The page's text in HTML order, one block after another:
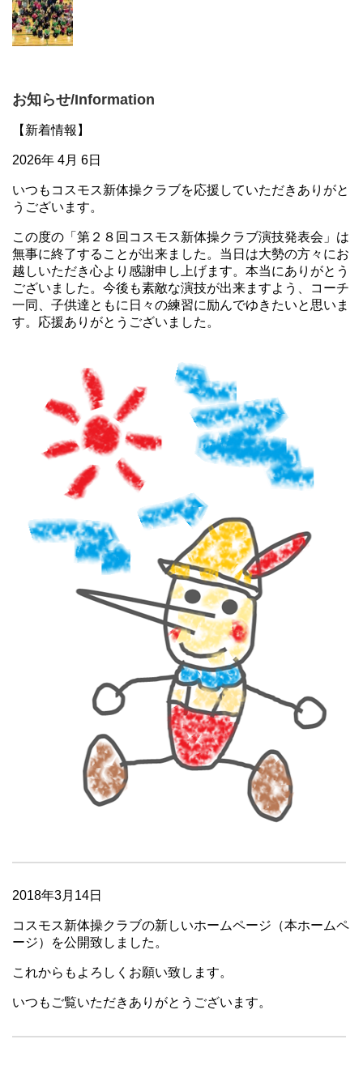
お知らせ/Information
【新着情報】
2026年 4月 6日
いつもコスモス新体操クラブを応援していただきありがと
うございます。
この度の「第２８回コスモス新体操クラブ演技発表会」は
無事に終了することが出来ました。当日は大勢の方々にお
越しいただき心より感謝申し上げます。本当にありがとう
ございました。今後も素敵な演技が出来ますよう、コーチ
一同、子供達ともに日々の練習に励んでゆきたいと思いま
す。応援ありがとうございました。
2018年3月14日
コスモス新体操クラブの新しいホームページ（本ホームペ
ージ）を公開致しました。
これからもよろしくお願い致します。
いつもご覧いただきありがとうございます。